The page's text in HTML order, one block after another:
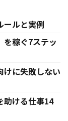
ールと実例
を稼ぐ7ステッ
けに失敗しない
助ける仕事14